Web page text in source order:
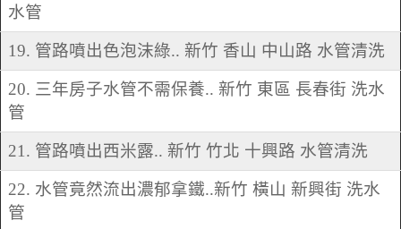
水管
19. 管路噴出色泡沫綠.. 新竹 香山 中山路 水管清洗
20. 三年房子水管不需保養.. 新竹 東區 長春街 洗水
管
21. 管路噴出西米露.. 新竹 竹北 十興路 水管清洗
22. 水管竟然流出濃郁拿鐵..新竹 橫山 新興街 洗水
管